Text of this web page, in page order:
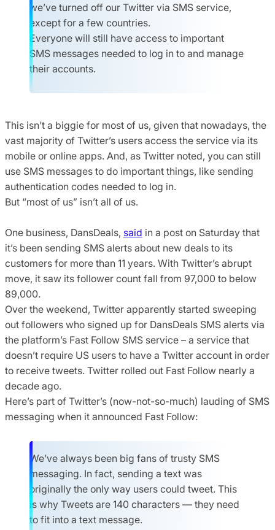
we’ve turned off our Twitter via SMS service,
except for a few countries.
Everyone will still have access to important
SMS messages needed to log in to and manage
their accounts.
This isn’t a biggie for most of us, given that nowadays, the
vast majority of Twitter’s users access the service via its
mobile or online apps. And, as Twitter noted, you can still
use SMS messages to do important things, like sending
authentication codes needed to log in.
But “most of us” isn’t all of us.
One business, DansDeals, said in a post on Saturday that
it’s been sending SMS alerts about new deals to its
customers for more than 11 years. With Twitter’s abrupt
move, it saw its follower count fall from 97,000 to below
89,000.
Over the weekend, Twitter apparently started sweeping
out followers who signed up for DansDeals SMS alerts via
the platform’s Fast Follow SMS service – a service that
doesn’t require US users to have a Twitter account in order
to receive tweets. Twitter rolled out Fast Follow nearly a
decade ago.
Here’s part of Twitter’s (now-not-so-much) lauding of SMS
messaging when it announced Fast Follow:
We’ve always been big fans of trusty SMS
messaging. In fact, sending a text was
originally the only way users could tweet. This
is why Tweets are 140 characters — they need
to fit into a text message.